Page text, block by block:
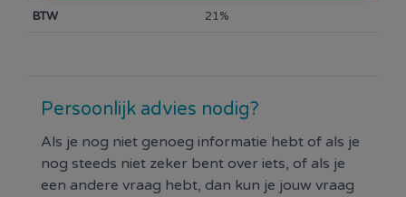
BTW 21%
Persoonlijk advies nodig?
Als je nog niet genoeg informatie hebt of als je
nog steeds niet zeker bent over iets, of als je
een andere vraag hebt, dan kun je jouw vraag